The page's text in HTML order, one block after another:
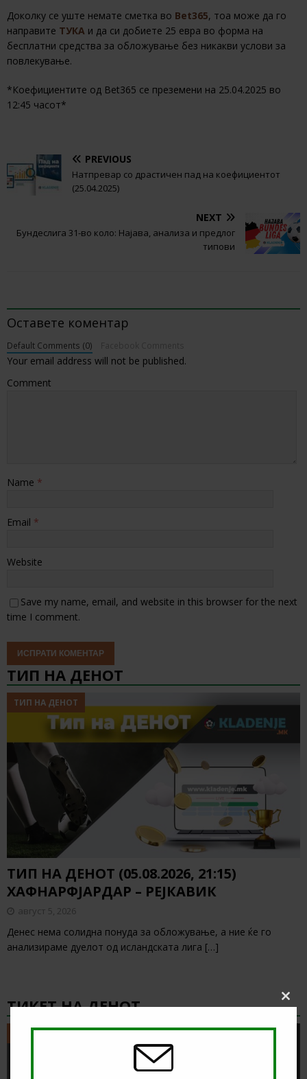
Доколку се уште немате сметка во Bet365, тоа може да го
направите ТУКА и да си добиете 25 евра во форма на
бесплатни средства за обложување без никакви услови за
повлекување.
*Коефициентите од Bet365 се преземени на 25.04.2025 во
12:45 часот*
PREVIOUS
Натпревар со драстичен пад на коефициентот
(25.04.2025)
NEXT
Бундеслига 31-во коло: Најава, анализа и предлог
типови
Оставете коментар
Default Comments (0)
Your email address will not be published.
Comment
Name *
Email *
Website
Save my name, email, and website in this browser for the next
time I comment.
ТИП НА ДЕНОТ
ТИП НА ДЕНОТ
ТИП НА ДЕНОТ (05.08.2026, 21:15)
ХАФНАРФЈАРДАР – РЕЈКАВИК
август 5, 2026
Денес нема солидна понуда за обложување, а ние ќе го
анализираме дуелот од исландската лига […]
ТИКЕТ НА ДЕНОТ
ТИКЕТ НА ДЕНОТ
Close
this